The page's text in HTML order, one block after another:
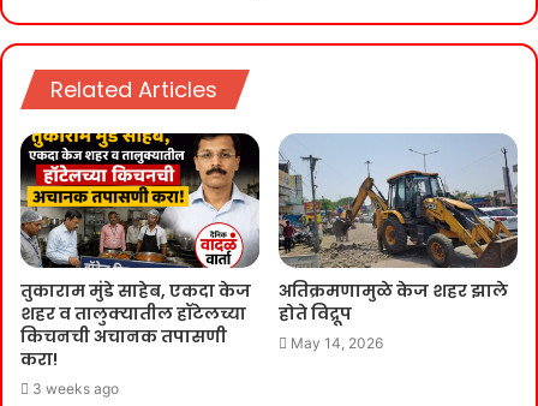
Related Articles
तुकाराम मुंडे साहेब, एकदा केज
शहर व तालुक्यातील हॉटेलच्या
किचनची अचानक तपासणी
करा!
3 weeks ago
अतिक्रमणामुळे केज शहर झाले
होते विद्रूप
May 14, 2026